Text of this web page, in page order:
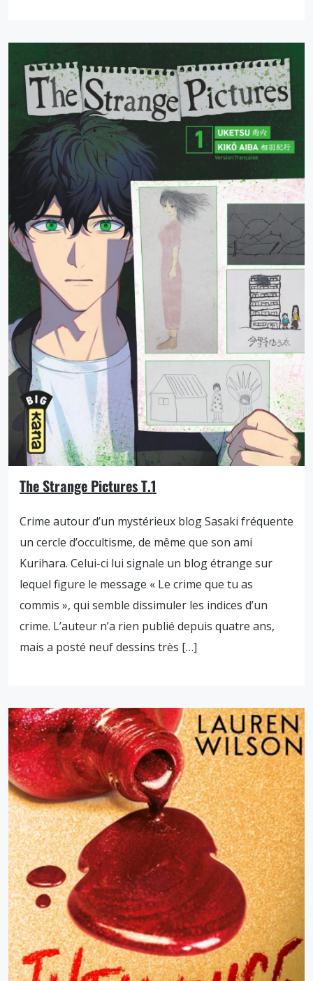
The Strange Pictures T.1
Crime autour d’un mystérieux blog Sasaki fréquente
un cercle d’occultisme, de même que son ami
Kurihara. Celui-ci lui signale un blog étrange sur
lequel figure le message « Le crime que tu as
commis », qui semble dissimuler les indices d’un
crime. L’auteur n’a rien publié depuis quatre ans,
mais a posté neuf dessins très […]